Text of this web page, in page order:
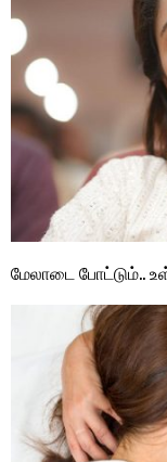
மேலாடை போட்டும்..